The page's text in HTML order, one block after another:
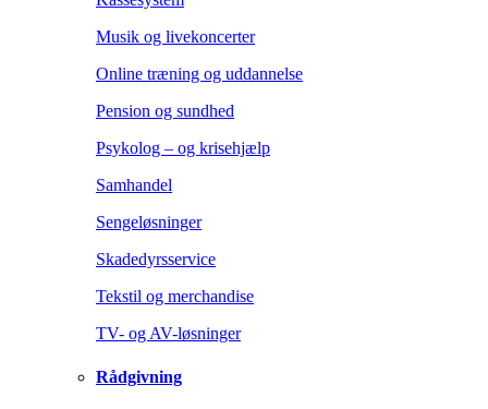
Musik og livekoncerter
Online træning og uddannelse
Pension og sundhed
Psykolog – og krisehjælp
Samhandel
Sengeløsninger
Skadedyrsservice
Tekstil og merchandise
TV- og AV-løsninger
Rådgivning